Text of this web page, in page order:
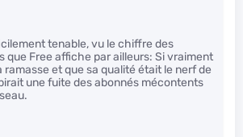
tenable, vu le chiffre des
que Free affiche par ailleurs: Si vraiment
ramasse et que sa qualité était le nerf de
une fuite des abonnés mécontents